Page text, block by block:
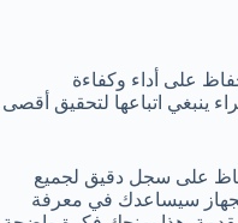
على أداء وكفاءة
ينبغي اتباعها لتحقيق أقصى
على سجل دقيق لجميع
سيساعدك في معرفة